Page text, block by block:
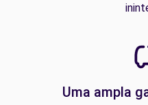
Uma ampla